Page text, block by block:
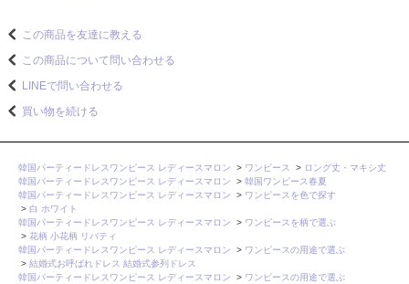
この商品を友達に教える
この商品について問い合わせる
LINEで問い合わせる
買い物を続ける
韓国パーティードレスワンピース レディースマロン > ワンピース > ロング丈・マキシ丈
韓国パーティードレスワンピース レディースマロン
> 韓国ワンピース春夏
韓国パーティードレスワンピース レディースマロン
> ワンピースを色で探す
> 白 ホワイト
韓国パーティードレスワンピース レディースマロン
> ワンピースを柄で選ぶ
> 花柄 小花柄 リバティ
韓国パーティードレスワンピース レディースマロン
> ワンピースの用途で選ぶ
> 結婚式お呼ばれドレス 結婚式参列ドレス
韓国パーティードレスワンピース レディースマロン
> ワンピースの用途で選ぶ